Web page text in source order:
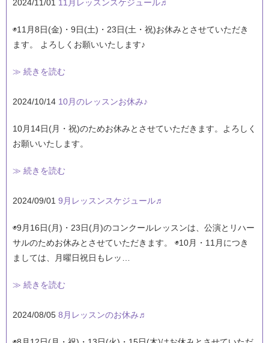
2024/11/01 11月レッスンスケジュール♬
◉11月8日(金)・9日(土)・23日(土・祝)お休みとさせていただき
ます。 よろしくお願いいたします♪
≫ 続きを読む
2024/10/14 10月のレッスンお休み♪
10月14日(月・祝)のためお休みとさせていただきます。よろしく
お願いいたします。
≫ 続きを読む
2024/09/01 9月レッスンスケジュール♬
◉9月16日(月)・23日(月)のコンクールレッスンは、公演とリハー
サルのためお休みとさせていただきます。 ◉10月・11月につき
ましては、月曜日祝日もレッ…
≫ 続きを読む
2024/08/05 8月レッスンのお休み♬